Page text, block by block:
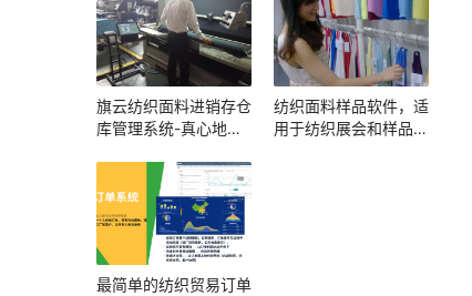
旗云纺织面料进销存仓
库管理系统-真心地管
纺织面料样品软件，适
用于纺织展会和样品展
最简单的纺织贸易订单